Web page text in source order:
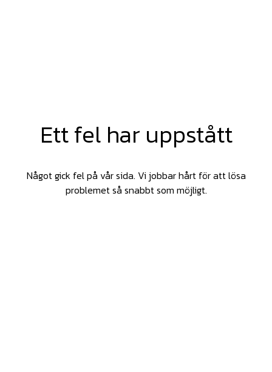
Ett fel har uppstått
Något gick fel på vår sida. Vi jobbar hårt för att lösa
problemet så snabbt som möjligt.